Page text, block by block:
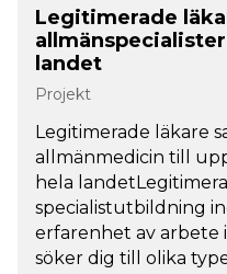
Legitimerade
landet
Projekt
Legitimerade läkare
allmänmedicin till
hela
specialistutbildning
erfarenhet av arbete
söker dig till olika